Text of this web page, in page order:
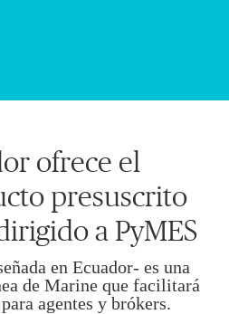
ofrece el
presuscrito
a PyMES
en Ecuador- es una
de Marine que facilitará
agentes y brókers.